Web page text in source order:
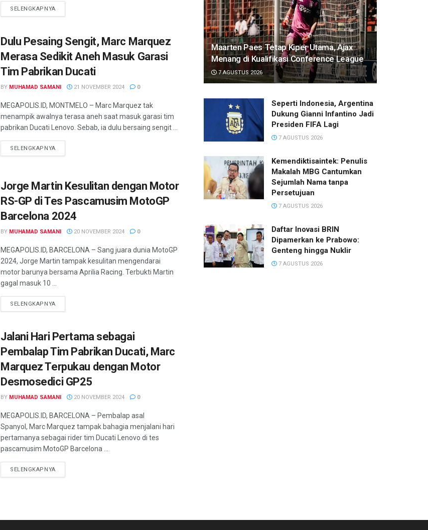
SELENGKAPNYA
Dulu Pesaing Sengit, Marc Marquez
Merasa Sedikit Aneh Masuk Garasi
Tim Pabrikan Ducati
BY MUHAMAD SAMANI 21 NOVEMBER 2024 0
MEGAPOLIS.ID, MONTMELO – Marc Marquez tak
menampik awalnya terasa aneh saat masuk garasi tim
pabrikan Ducati Lenovo. Sebab, ia dulu bersaing sengit ...
SELENGKAPNYA
Jorge Martin Kesulitan dengan Motor
RS-GP di Tes Pascamusim MotoGP
Barcelona 2024
BY MUHAMAD SAMANI 20 NOVEMBER 2024 0
MEGAPOLIS.ID, BARCELONA – Sang juara dunia MotoGP
2024, Jorge Martin tampak kesulitan mengendarai
motor barunya bersama Aprilia Racing. Terbukti Martin
gagal masuk 10 ...
SELENGKAPNYA
Jalani Hari Pertama sebagai
Pembalap Tim Pabrikan Ducati, Marc
Marquez Terpukau dengan Motor
Desmosedici GP25
BY MUHAMAD SAMANI 20 NOVEMBER 2024 0
MEGAPOLIS.ID, BARCELONA – Pembalap asal
Spanyol, Marc Marquez tampak bahagia menjalani hari
pertamanya sebagai rider tim Ducati Lenovo di tes
pascamusim MotoGP Barcelona ...
SELENGKAPNYA
Maarten Paes Tetap Kiper Utama, Ajax
Menang di Kualifikasi Conference League
7 AGUSTUS 2026
Seperti Indonesia, Argentina
Dukung Gianni Infantino Jadi
Presiden FIFA Lagi
7 AGUSTUS 2026
Kemendiktisaintek: Penulis
Makalah MBG Cantumkan
Sejumlah Nama tanpa
Persetujuan
7 AGUSTUS 2026
Daftar Inovasi BRIN
Dipamerkan ke Prabowo:
Genteng hingga Nuklir
7 AGUSTUS 2026